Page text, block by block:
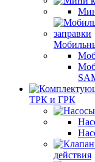
ТРК и ГРК
действия